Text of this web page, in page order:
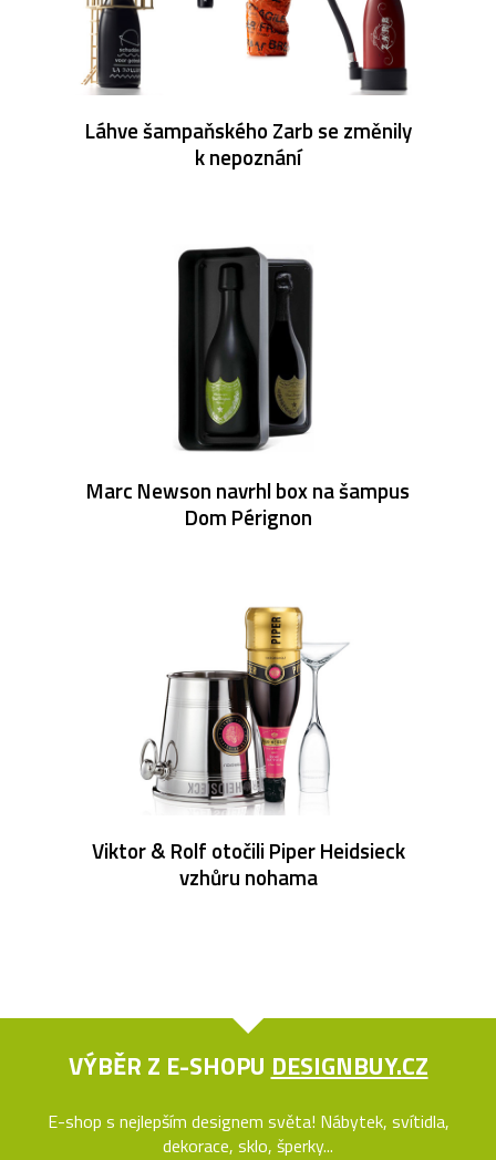
Láhve šampaňského Zarb se změnily
k nepoznání
Marc Newson navrhl box na šampus
Dom Pérignon
Viktor & Rolf otočili Piper Heidsieck
vzhůru nohama
VÝBĚR Z E-SHOPU DESIGNBUY.CZ
E-shop s nejlepším designem světa! Nábytek, svítidla,
dekorace, sklo, šperky...